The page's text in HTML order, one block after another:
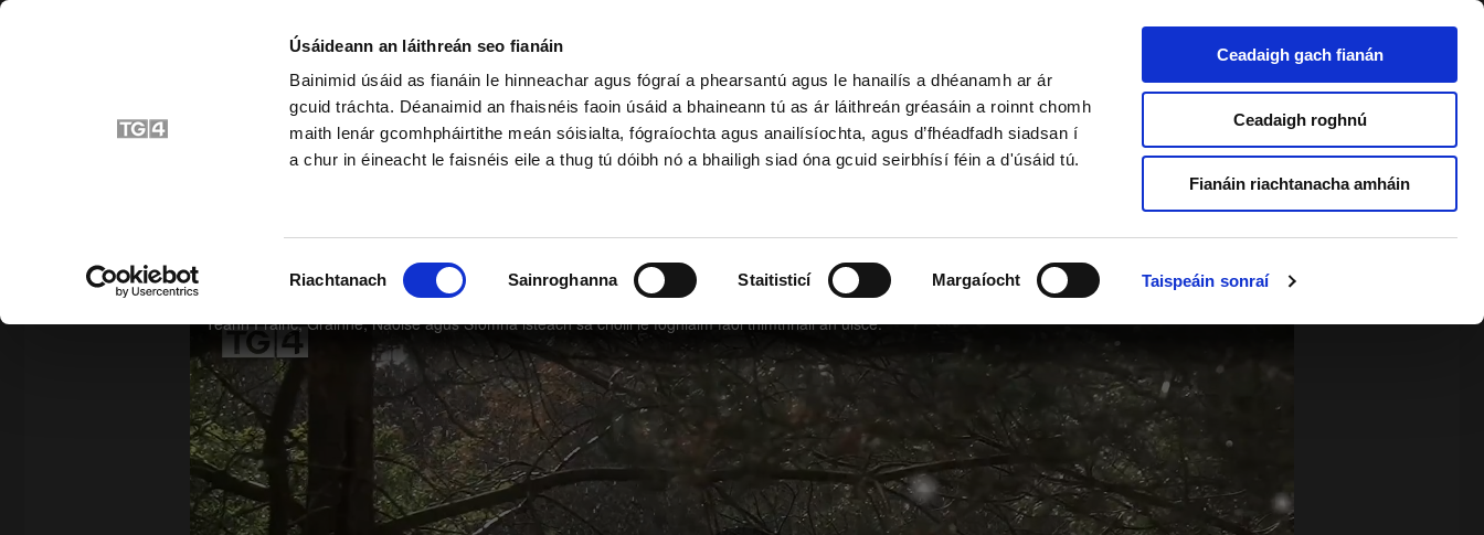
Úsáideann an láithreán seo fianáin
Bainimid úsáid as fianáin le hinneachar agus fógraí a phearsantú agus le hanailís a dhéanamh ar ár
gcuid tráchta. Déanaimid an fhaisnéis faoin úsáid a bhaineann tú as ár láithreán gréasáin a roinnt chomh
maith lenár gcomhpháirtithe meán sóisialta, fógraíochta agus anailísíochta, agus d’fhéadfadh siadsan í
a chur in éineacht le faisnéis eile a thug tú dóibh nó a bhailigh siad óna gcuid seirbhísí féin a d'úsáid tú.
Riachtanach Sainroghanna Staitisticí Margaíocht Taispeáin sonraí
Ceadaigh gach fianán
Ceadaigh roghnú
Fianáin riachtanacha amháin
Bunscoil Sraith Shóisearach & GCSE Ardteist, AS/A2 & Foghlaimeoirí Fásta
Téann Frainc, Gráinne, Naoise agus Síomha isteach sa choill le foghlaim faoi thimthriall an uisce.